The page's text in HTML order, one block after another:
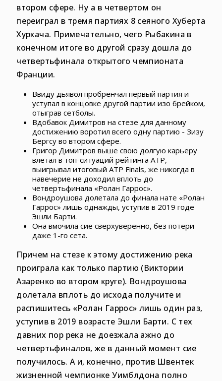
втором сфере. Ну а в четвертом он
переиграл в тремя партиях 8 сеяного Хуберта
Хуркача. Примечательно, чего Рыбакина в
конечном итоге во другой сразу дошла до
четвертьфинала открытого чемпионата
Франции.
Ввиду дьявол пробренчал первый партия и
уступал в концовке другой партии изо брейком,
отыграв сетболы.
Вдобавок Димитров на стезе для данному
достижению воротил всего одну партию - Зизу
Бергсу во втором сфере.
Григор Димитров выше свою долгую карьеру
влетал в топ-ситуаций рейтинга ATP,
выигрывал итоговый ATP Finals, же никогда в
навечерие не доходил вплоть до
четвертьфинала «Ролан Гаррос».
Вондроушова долетала до финала нате «Ролан
Гаррос» лишь однажды, уступив в 2019 годе
Эшли Барти.
Она вмочила сие сверхуверенно, без потери
даже 1-го сета.
Причем на стезе к этому достижению река
проиграла как только партию (Виктории
Азаренко во втором круге). Вондроушова
долетала вплоть до исхода получите и
распишитесь «Ролан Гаррос» лишь один раз,
уступив в 2019 возрасте Эшли Барти. С тех
давних пор река не доезжала ажно до
четвертьфиналов, же в данный момент сие
получилось. А и, конечно, против Швентек
жизненной чемпионке Уимблдона полно